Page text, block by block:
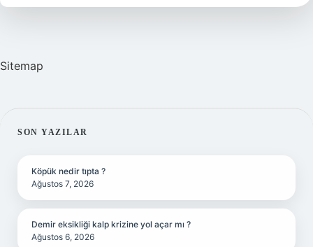
Yapabilirim
Sitemap
SIDEBAR
SON YAZILAR
Köpük nedir tıpta ?
Ağustos 7, 2026
Demir eksikliği kalp krizine yol açar mı ?
Ağustos 6, 2026